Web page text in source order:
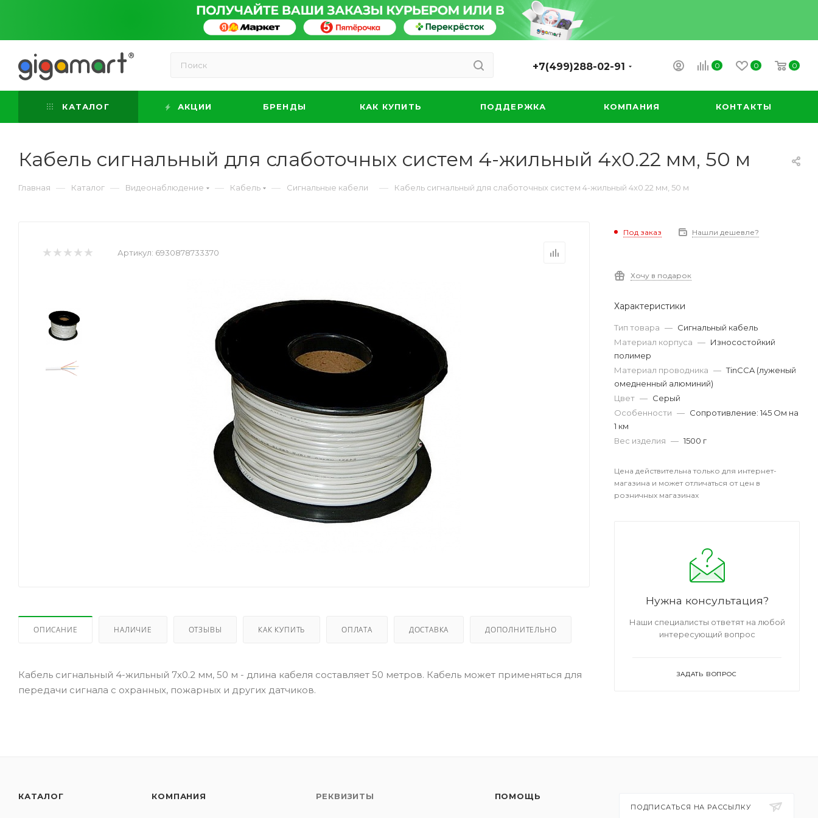
0 0 0
+7(499)288-02-91
КАТАЛОГ АКЦИИ БРЕНДЫ КАК КУПИТЬ ПОДДЕРЖКА КОМПАНИЯ КОНТАКТЫ
Кабель сигнальный для слаботочных систем 4-жильный 4x0.22 мм, 50 м
Главная — Каталог — Видеонаблюдение — Кабель — Сигнальные кабели — Кабель сигнальный для слаботочных систем 4-жильный 4x0.22 мм, 50 м
Артикул: 6930878733370
ОПИСАНИЕ НАЛИЧИЕ ОТЗЫВЫ КАК КУПИТЬ ОПЛАТА ДОСТАВКА ДОПОЛНИТЕЛЬНО
Кабель сигнальный 4-жильный 7x0.2 мм, 50 м - длина кабеля составляет 50 метров. Кабель может применяться для
передачи сигнала с охранных, пожарных и других датчиков.
Под заказ Нашли дешевле?
Хочу в подарок
Характеристики
Тип товара — Сигнальный кабель
Материал корпуса — Износостойкий
полимер
Материал проводника — TinCCA (луженый
омедненный алюминий)
Цвет — Серый
Особенности — Сопротивление: 145 Ом на
1 км
Вес изделия — 1500 г
Цена действительна только для интернет-
магазина и может отличаться от цен в
розничных магазинах
Нужна консультация?
Наши специалисты ответят на любой
интересующий вопрос
ЗАДАТЬ ВОПРОС
КАТАЛОГ КОМПАНИЯ РЕКВИЗИТЫ ПОМОЩЬ
ПОДПИСАТЬСЯ НА РАССЫЛКУ